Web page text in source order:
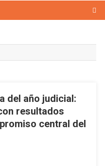
del año judicial:
resultados
central del